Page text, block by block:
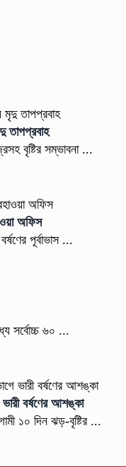
তাপপ্রবাহ
বৃষ্টির সম্ভাবনা ...
অফিস
পূর্বাভাস ...
সর্বোচ্চ ৬০ ...
ভারী বর্ষণের আশঙ্কা
১০ দিন ঝড়-বৃষ্টির ...